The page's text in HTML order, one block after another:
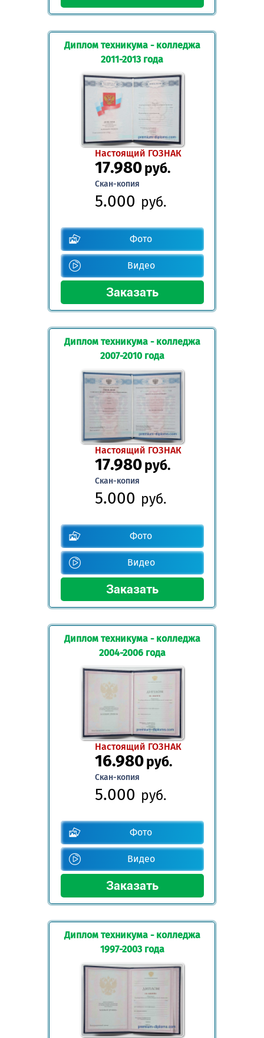
Диплом техникума - колледжа
2011-2013 года
Настоящий ГОЗНАК
17.980руб.
Скан-копия
5.000 руб.
Фото
Видео
Диплом техникума - колледжа
2007-2010 года
Настоящий ГОЗНАК
17.980руб.
Скан-копия
5.000 руб.
Фото
Видео
Диплом техникума - колледжа
2004-2006 года
Настоящий ГОЗНАК
16.980руб.
Скан-копия
5.000 руб.
Фото
Видео
Диплом техникума - колледжа
1997-2003 года